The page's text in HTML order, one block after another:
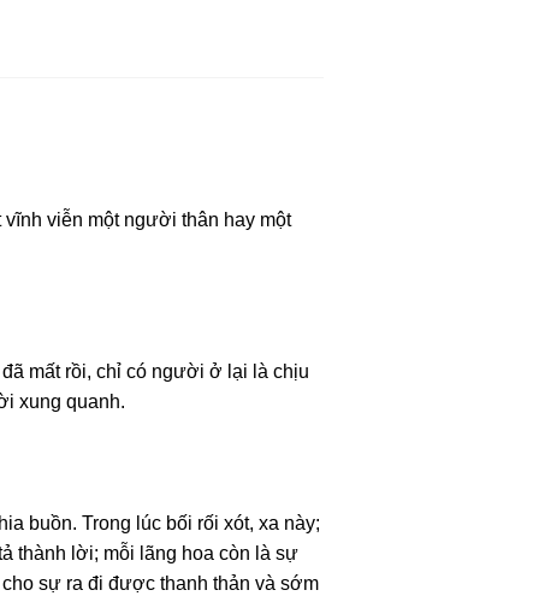
viễn một người thân hay một
mất rồi, chỉ có người ở lại là chịu
xung quanh.
buồn. Trong lúc bối rối xót, xa này;
thành lời; mỗi lãng hoa còn là sự
sự ra đi được thanh thản và sớm